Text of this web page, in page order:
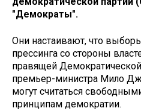
"Демократы".
Они настаивают, что
прессинга со стороны
правящей
премьер-министра Мило
могут считаться
принципам демократии.